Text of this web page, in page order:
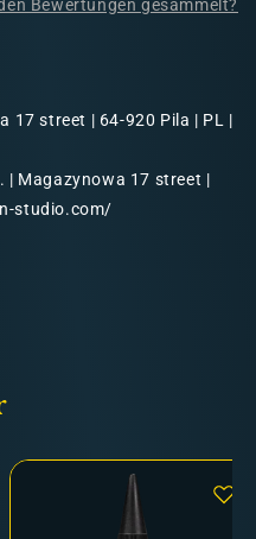
Bewertungen gesammelt?
17 street | 64-920 Pila | PL |
| Magazynowa 17 street |
studio.com/